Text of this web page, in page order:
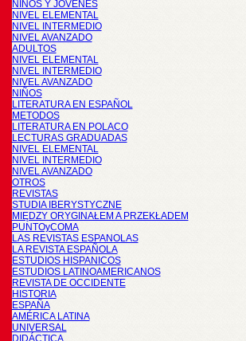
NIÑOS Y JÓVENES
NIVEL ELEMENTAL
NIVEL INTERMEDIO
NIVEL AVANZADO
ADULTOS
NIVEL ELEMENTAL
NIVEL INTERMEDIO
NIVEL AVANZADO
NIÑOS
LITERATURA EN ESPAÑOL
METODOS
LITERATURA EN POLACO
LECTURAS GRADUADAS
NIVEL ELEMENTAL
NIVEL INTERMEDIO
NIVEL AVANZADO
OTROS
REVISTAS
STUDIA IBERYSTYCZNE
MIĘDZY ORYGINAŁEM A PRZEKŁADEM
PUNTOyCOMA
LAS REVISTAS ESPANOLAS
LA REVISTA ESPAÑOLA
ESTUDIOS HISPANICOS
ESTUDIOS LATINOAMERICANOS
REVISTA DE OCCIDENTE
HISTORIA
ESPAÑA
AMÉRICA LATINA
UNIVERSAL
DIDÁCTICA